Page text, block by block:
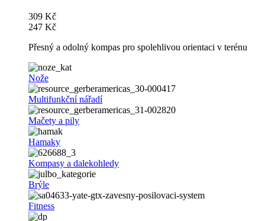
309 Kč
247 Kč
Přesný a odolný kompas pro spolehlivou orientaci v terénu
Nože
Multifunkční nářadí
Mačety a pily
Hamaky
Kompasy a dalekohledy
Brýle
Fitness